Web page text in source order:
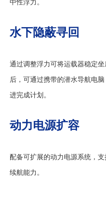
中性浮力。
水下隐蔽寻回
通过调整浮力可将运载器稳定
后，可通过携带的潜水导航电
进完成计划。
动力电源扩容
配备可扩展的动力电源系统，
续航能力。